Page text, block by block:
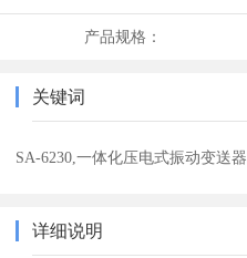
产品规格：
关键词
SA-6230,一体化压电式振动变送器
详细说明